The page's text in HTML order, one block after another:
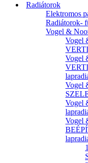
Radiátorok
Elektromos
Radiátorok-
Vogel &
Vogel
Vogel
Vogel
Vogel
Vogel